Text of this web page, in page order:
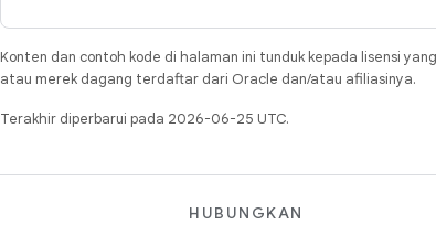
Konten dan contoh kode di halaman ini tunduk kepada lisensi
atau merek dagang terdaftar dari Oracle dan/atau afiliasinya.
Terakhir diperbarui pada 2026-06-25 UTC.
HUBUNGKAN